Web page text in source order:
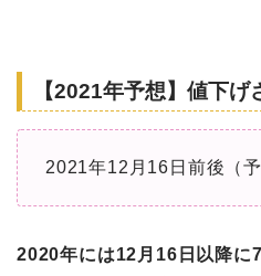
【2021年予想】値下げ
2021年12月16日前後（予
2020年には12月16日以降に